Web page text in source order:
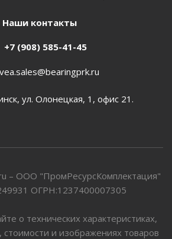
Наши контакты
+7 (908) 585-41-45
vea.sales@bearingprk.ru
ул. Олонецкая, 1, офис 21.
– ООО "ПромРесурсКомплектация"
ОГРН:1237400007305
о технических характеристиках,
стоимости и изображениях товаров